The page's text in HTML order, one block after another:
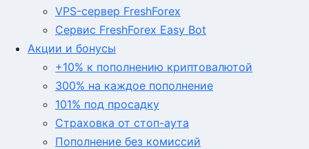
VPS-сервер FreshForex
Сервис FreshForex Easy Bot
Акции и бонусы
+10% к пополнению криптовалютой
300% на каждое пополнение
101% под просадку
Страховка от стоп-аута
Пополнение без комиссий